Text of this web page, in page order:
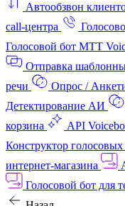
Автообзвон
call-центра
Голосовой бот МТТ
Отправка
речи
Опрос /
Детектирование АИ
корзина
API
Конструктор голосовых
интернет‑магазина
Голосовой бот для